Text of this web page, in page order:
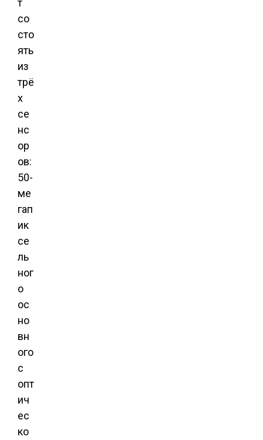
т
со
сто
ять
из
трё
х
се
нс
ор
ов:
50-
ме
гап
ик
се
ль
ног
о
ос
но
вн
ого
с
опт
ич
ес
ко